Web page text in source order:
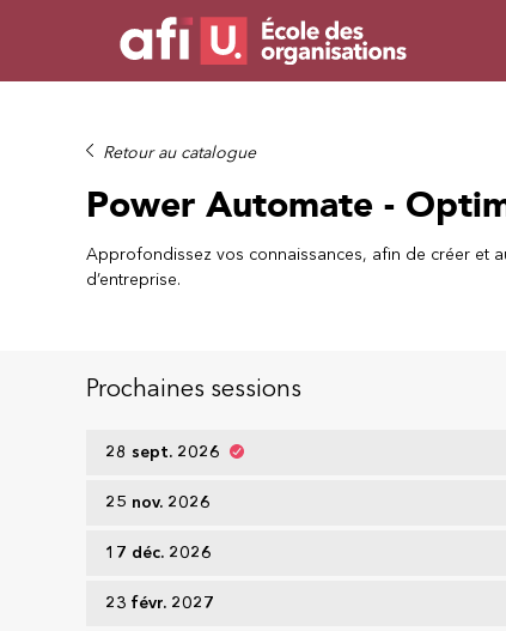
Retour au catalogue
Power Automate -
Approfondissez vos connaissances, afin de créer et
d’entreprise.
Prochaines sessions
28 sept. 2026
25 nov. 2026
17 déc. 2026
23 févr. 2027